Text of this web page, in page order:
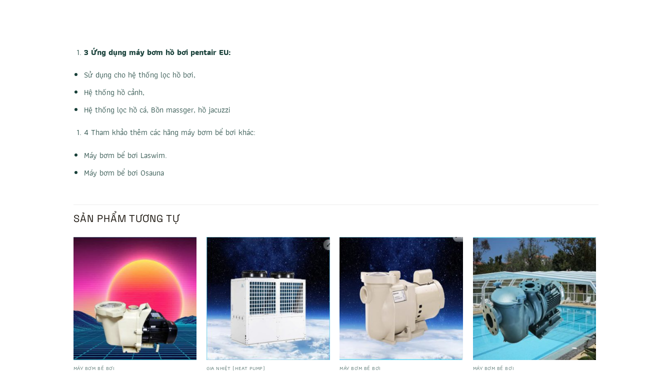
3 Ứng dụng máy bơm hồ bơi pentair EU:
Sử dụng cho hệ thống lọc hồ bơi,
Hệ thống hồ cảnh,
Hệ thống lọc hồ cá, Bồn massger, hồ jacuzzi
4 Tham khảo thêm các hãng máy bơm bể bơi khác:
Máy bơm bể bơi Laswim.
Máy bơm bể bơi Osauna
SẢN PHẨM TƯƠNG TỰ
MÁY BƠM BỂ BƠI GIA NHIỆT (HEAT PUMP) MÁY BƠM BỂ BƠI MÁY BƠM BỂ BƠI